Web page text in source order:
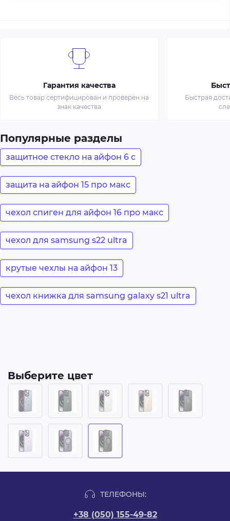
Гарантия качества
Весь товар сертифицирован и проверен на
знак качества
Быстрая
Популярные разделы
защитное стекло на айфон 6 с
защита на айфон 15 про макс
чехол спиген для айфон 16 про макс
чехол для samsung s22 ultra
крутые чехлы на айфон 13
чехол книжка для samsung galaxy s21 ultra
Выберите цвет
ТЕЛЕФОНЫ:
+38 (050) 155-49-82